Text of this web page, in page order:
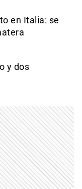
en Italia: se
y dos